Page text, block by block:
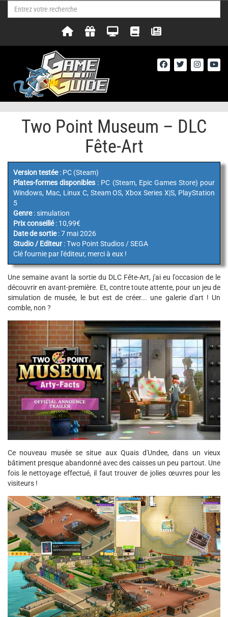
Two Point Museum – DLC
Fête-Art
Version testée: PC (Steam)
Plates-formes disponibles : PC (Steam, Epic Games Store) pour
Windows, Mac, Linux C, Steam OS, Xbox Series X|S, PlayStation
5
Genre: simulation
Prix conseillé: 10,99€
Date de sortie: 7 mai 2026
Studio / Editeur : Two Point Studios / SEGA
Clé fournie par l'éditeur, merci à eux !
Une semaine avant la sortie du DLC Fête-Art, j'ai eu l'occasion de le
découvrir en avant-première. Et, contre toute attente, pour un jeu de
simulation de musée, le but est de créer... une galerie d'art ! Un
comble, non ?
Ce nouveau musée se situe aux Quais d'Undee, dans un vieux
bâtiment presque abandonné avec des caisses un peu partout. Une
fois le nettoyage effectué, il faut trouver de jolies œuvres pour les
visiteurs !